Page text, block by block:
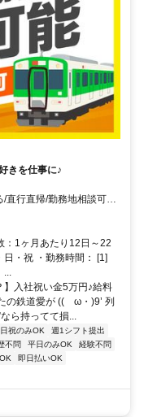
きを仕事に♪
/直行直帰/勤務地相談可■
：1ヶ月あたり12日～22
・祝 ・勤務時間： [1]
...
入社祝い金5万円♪給料
の鉄道愛が ((ゝω・)9’ 列
ら持ってて損...
祝のみOK
週1シフト提出
不問 平日のみOK
経験不問
即日払いOK